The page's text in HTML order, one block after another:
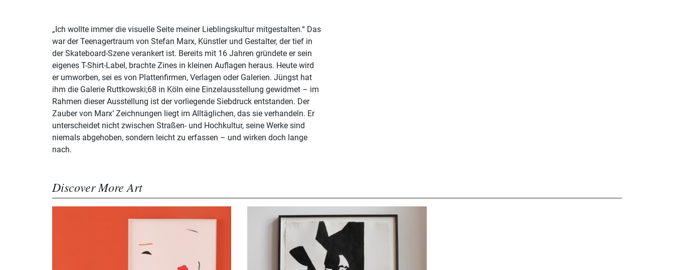
„Ich wollte immer die visuelle Seite meiner Lieblingskultur mitgestalten.“ Das
war der Teenagertraum von Stefan Marx, Künstler und Gestalter, der tief in
der Skateboard-Szene verankert ist. Bereits mit 16 Jahren gründete er sein
eigenes T-Shirt-Label, brachte Zines in kleinen Auflagen heraus. Heute wird
er umworben, sei es von Plattenfirmen, Verlagen oder Galerien. Jüngst hat
ihm die Galerie Ruttkowski;68 in Köln eine Einzelausstellung gewidmet – im
Rahmen dieser Ausstellung ist der vorliegende Siebdruck entstanden. Der
Zauber von Marx‘ Zeichnungen liegt im Alltäglichen, das sie verhandeln. Er
unterscheidet nicht zwischen Straßen- und Hochkultur, seine Werke sind
niemals abgehoben, sondern leicht zu erfassen – und wirken doch lange
nach.
Discover More Art